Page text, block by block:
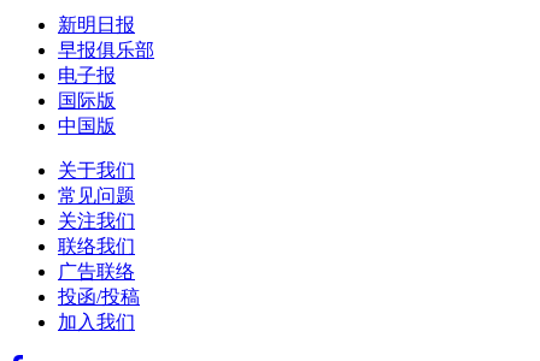
新明日报
早报俱乐部
电子报
国际版
中国版
关于我们
常见问题
关注我们
联络我们
广告联络
投函/投稿
加入我们